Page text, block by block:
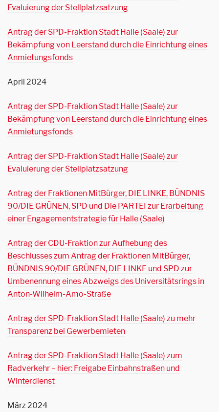
Evaluierung der Stellplatzsatzung
Antrag der SPD-Fraktion Stadt Halle (Saale) zur
Bekämpfung von Leerstand durch die Einrichtung eines
Anmietungsfonds
April 2024
Antrag der SPD-Fraktion Stadt Halle (Saale) zur
Bekämpfung von Leerstand durch die Einrichtung eines
Anmietungsfonds
Antrag der SPD-Fraktion Stadt Halle (Saale) zur
Evaluierung der Stellplatzsatzung
Antrag der Fraktionen MitBürger, DIE LINKE, BÜNDNIS
90/DIE GRÜNEN, SPD und Die PARTEI zur Erarbeitung
einer Engagementstrategie für Halle (Saale)
Antrag der CDU-Fraktion zur Aufhebung des
Beschlusses zum Antrag der Fraktionen MitBürger,
BÜNDNIS 90/DIE GRÜNEN, DIE LINKE und SPD zur
Umbenennung eines Abzweigs des Universitätsrings in
Anton-Wilhelm-Amo-Straße
Antrag der SPD-Fraktion Stadt Halle (Saale) zu mehr
Transparenz bei Gewerbemieten
Antrag der SPD-Fraktion Stadt Halle (Saale) zum
Radverkehr – hier: Freigabe Einbahnstraßen und
Winterdienst
März 2024